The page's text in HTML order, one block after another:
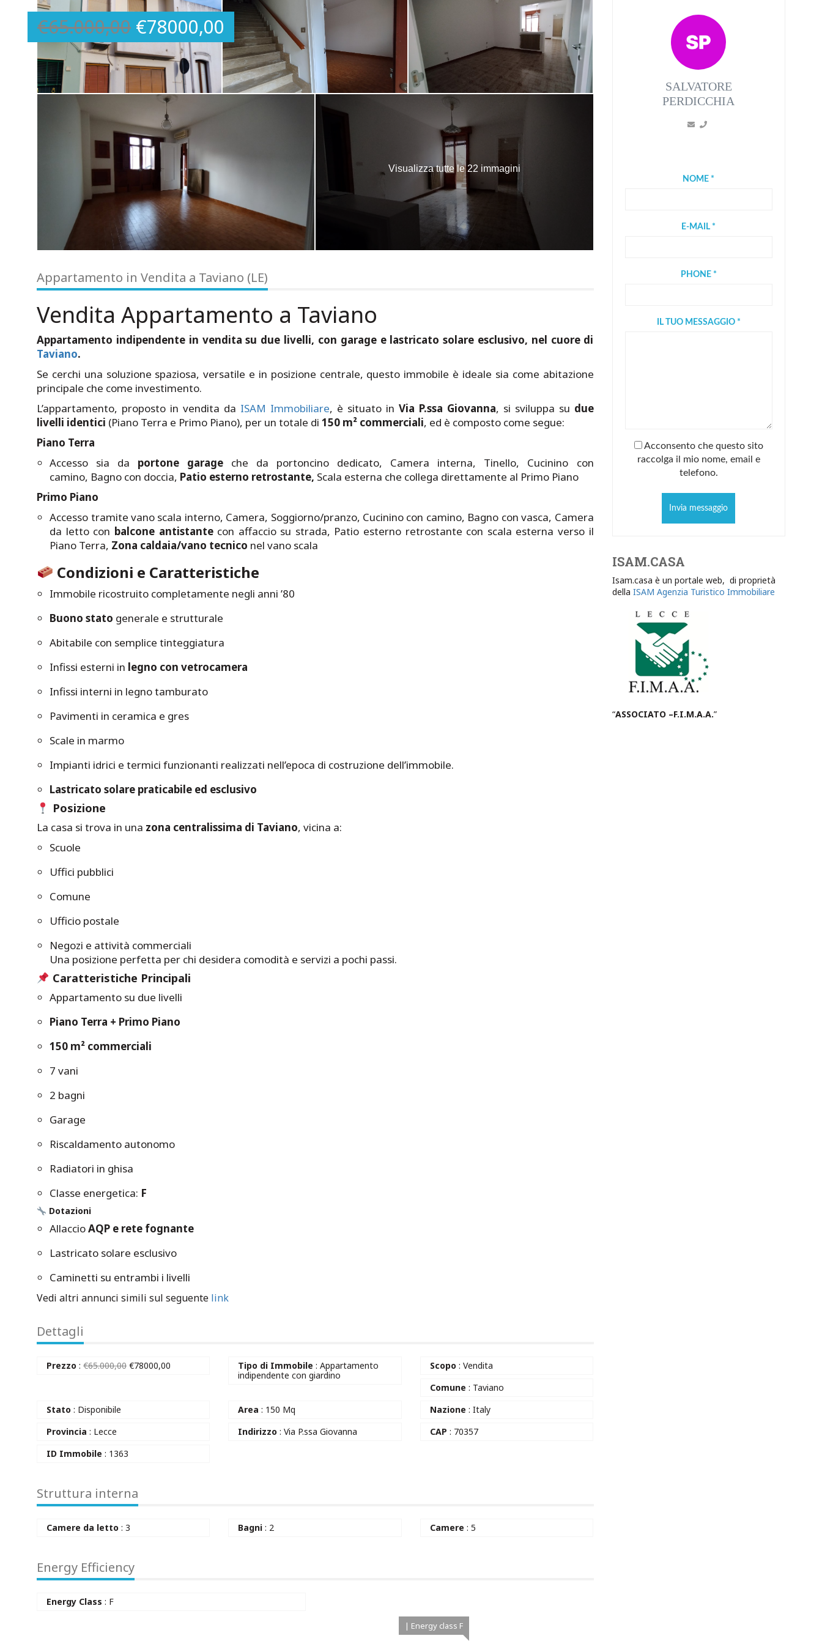
€65.000,00 €78000,00
Visualizza tutte le 22 immagini
Appartamento in Vendita a Taviano (LE)
Vendita Appartamento a Taviano
Appartamento indipendente in vendita su due livelli, con garage e lastricato solare esclusivo, nel cuore di
Taviano.
Se cerchi una soluzione spaziosa, versatile e in posizione centrale, questo immobile è ideale sia come abitazione
principale che come investimento.
L’appartamento, proposto in vendita da ISAM Immobiliare, è situato in Via P.ssa Giovanna, si sviluppa su due
livelli identici (Piano Terra e Primo Piano), per un totale di 150 m² commerciali, ed è composto come segue:
Piano Terra
Accesso sia da portone garage che da portoncino dedicato, Camera interna, Tinello, Cucinino con
camino, Bagno con doccia, Patio esterno retrostante, Scala esterna che collega direttamente al Primo Piano
Primo Piano
Accesso tramite vano scala interno, Camera, Soggiorno/pranzo, Cucinino con camino, Bagno con vasca, Camera
da letto con balcone antistantecon affaccio su strada, Patio esterno retrostante con scala esterna verso il
Piano Terra, Zona caldaia/vano tecnico nel vano scala
Condizioni e Caratteristiche
Immobile ricostruito completamente negli anni ’80
Buono stato generale e strutturale
Abitabile con semplice tinteggiatura
Infissi esterni in legno con vetrocamera
Infissi interni in legno tamburato
Pavimenti in ceramica e gres
Scale in marmo
Impianti idrici e termici funzionanti realizzati nell’epoca di costruzione dell’immobile.
Lastricato solare praticabile ed esclusivo
Posizione
La casa si trova in una zona centralissima di Taviano, vicina a:
Scuole
Uffici pubblici
Comune
Ufficio postale
Negozi e attività commerciali
Una posizione perfetta per chi desidera comodità e servizi a pochi passi.
Caratteristiche Principali
Appartamento su due livelli
Piano Terra + Primo Piano
150 m² commerciali
7 vani
2 bagni
Garage
Riscaldamento autonomo
Radiatori in ghisa
Classe energetica: F
Dotazioni
AllaccioAQP e rete fognante
Lastricato solare esclusivo
Caminetti su entrambi i livelli
Vedi altri annunci simili sul seguente link
Dettagli
Prezzo : €65.000,00 €78000,00 Tipo di Immobile : Appartamento
indipendente con giardino
Scopo: Vendita
Comune : Taviano
Stato : Disponibile Area : 150 Mq Nazione : Italy
Provincia : Lecce Indirizzo : Via P.ssa Giovanna CAP : 70357
ID Immobile : 1363
Struttura interna
Camere da letto : 3 Bagni : 2 Camere : 5
Energy Efficiency
Energy Class : F
| Energy class F
SALVATORE
PERDICCHIA
NOME *
E-MAIL *
PHONE *
IL TUO MESSAGGIO *
Acconsento che questo sito
raccolga il mio nome, email e
telefono.
Invia messaggio
ISAM.CASA
Isam.casa è un portale web, di proprietà
della ISAM Agenzia Turistico Immobiliare
“ASSOCIATO –F.I.M.A.A.”